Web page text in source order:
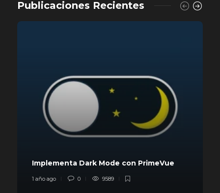
Publicaciones Recientes
Implementa Dark Mode con PrimeVue
1 año ago 0 9589